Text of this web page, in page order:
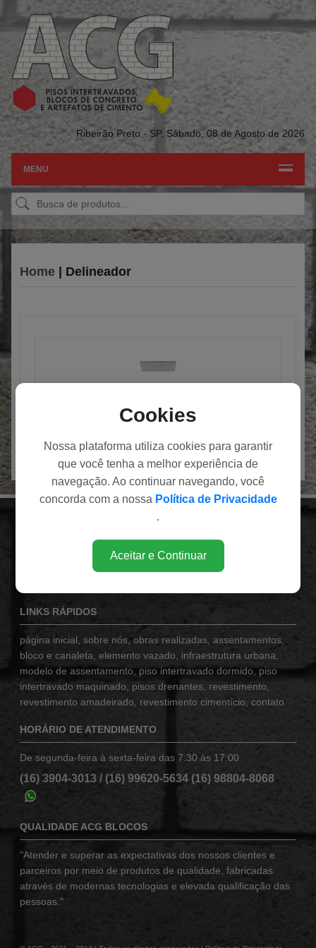
Ribeirão Preto - SP, Sábado, 08 de Agosto de 2026
MENU
Cookies
Nossa plataforma utiliza cookies para garantir
que você tenha a melhor experiência de
navegação. Ao continuar navegando, você
concorda com a nossa Política de Privacidade
.
Aceitar e Continuar
Home | Delineador
Av. Eduardo Andrea Matarazzo (Via Norte), 1860
Bairro Campos Elíseos
LINKS RÁPIDOS
página inicial ,sobre nós ,obras realizadas ,assentamentos
bloco e canaleta ,elemento vazado infraestrutura urbana
modelo de assentamento
piso intertravado dormido
piso
intertravado maquinado
pisos drenantes revestimento
revestimento amadeirado
revestimento cimentício ,contato
HORÁRIO DE ATENDIMENTO
De segunda-feira à sexta-feira das 7:30 às 17:00
(16) 3904-3013 / (16) 99620-5634 (16) 98804-8068
QUALIDADE ACG BLOCOS
"Atender e superar as expectativas dos nossos clientes e
parceiros por meio de produtos de qualidade, fabricadas
através de modernas tecnologias e elevada qualificação das
pessoas."